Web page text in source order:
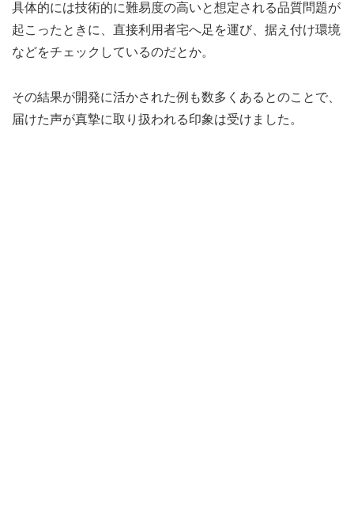
具体的には技術的に難易度の高いと想定される品質問題が
起こったときに、直接利用者宅へ足を運び、据え付け環境
などをチェックしているのだとか。
その結果が開発に活かされた例も数多くあるとのことで、
届けた声が真摯に取り扱われる印象は受けました。